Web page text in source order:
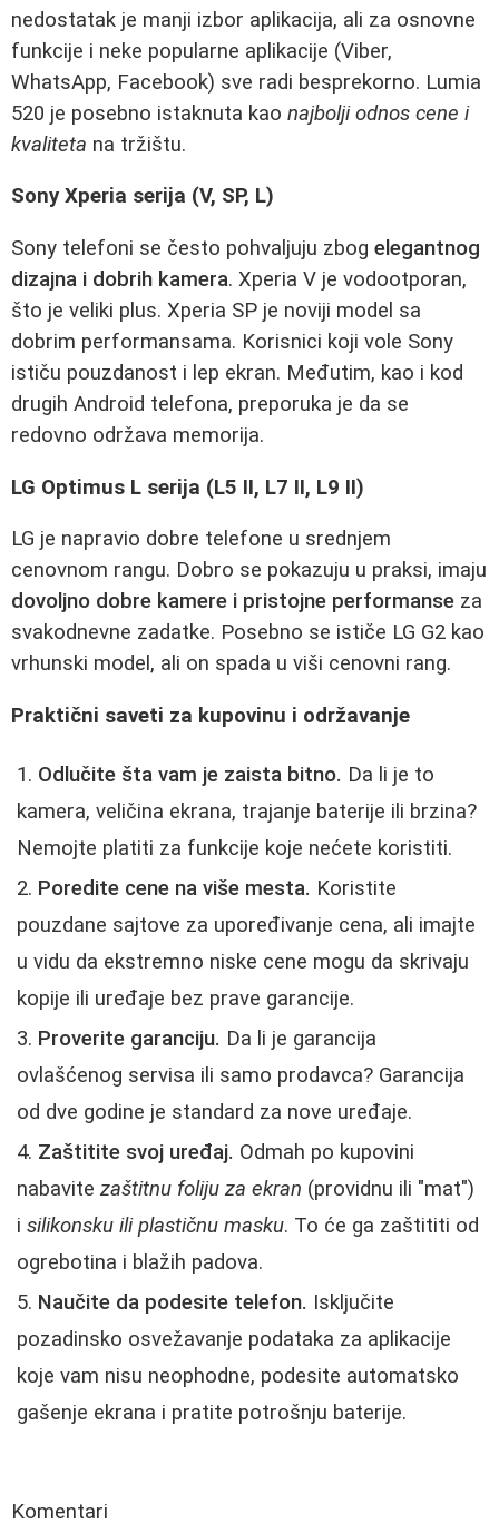
nedostatak je manji izbor aplikacija, ali za osnovne
funkcije i neke popularne aplikacije (Viber,
WhatsApp, Facebook) sve radi besprekorno. Lumia
520 je posebno istaknuta kao najbolji odnos cene i
kvaliteta na tržištu.
Sony Xperia serija (V, SP, L)
Sony telefoni se često pohvaljuju zbog elegantnog
dizajna i dobrih kamera. Xperia V je vodootporan,
što je veliki plus. Xperia SP je noviji model sa
dobrim performansama. Korisnici koji vole Sony
ističu pouzdanost i lep ekran. Međutim, kao i kod
drugih Android telefona, preporuka je da se
redovno održava memorija.
LG Optimus L serija (L5 II, L7 II, L9 II)
LG je napravio dobre telefone u srednjem
cenovnom rangu. Dobro se pokazuju u praksi, imaju
dovoljno dobre kamere i pristojne performanse za
svakodnevne zadatke. Posebno se ističe LG G2 kao
vrhunski model, ali on spada u viši cenovni rang.
Praktični saveti za kupovinu i održavanje
Odlučite šta vam je zaista bitno. Da li je to
kamera, veličina ekrana, trajanje baterije ili brzina?
Nemojte platiti za funkcije koje nećete koristiti.
Poredite cene na više mesta. Koristite
pouzdane sajtove za upoređivanje cena, ali imajte
u vidu da ekstremno niske cene mogu da skrivaju
kopije ili uređaje bez prave garancije.
Proverite garanciju. Da li je garancija
ovlašćenog servisa ili samo prodavca? Garancija
od dve godine je standard za nove uređaje.
Zaštitite svoj uređaj. Odmah po kupovini
nabavite zaštitnu foliju za ekran (providnu ili "mat")
i silikonsku ili plastičnu masku. To će ga zaštititi od
ogrebotina i blažih padova.
Naučite da podesite telefon. Isključite
pozadinsko osvežavanje podataka za aplikacije
koje vam nisu neophodne, podesite automatsko
gašenje ekrana i pratite potrošnju baterije.
Komentari